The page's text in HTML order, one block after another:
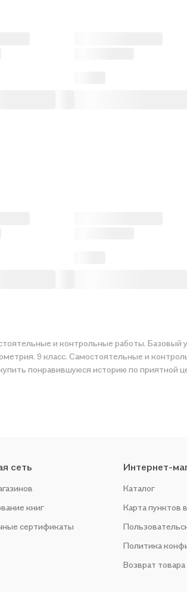
и контрольные работы.
9 класс. Самостоятельные и
акции.
сеть
книг
сертификаты
Интернет-
Каталог
Карта пунктов
Политика
Возврат товара